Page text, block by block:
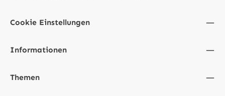
Cookie Einstellungen
Informationen
Themen